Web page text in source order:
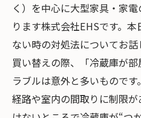
く）を中心に大型家具・家
ります株式会社EHSです。
ない時の対処法についてお
買い替えの際、「冷蔵庫が
ラブルは意外と多いもので
経路や室内の間取りに制限